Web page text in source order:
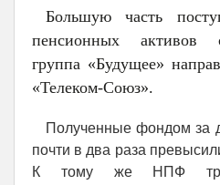
Большую часть
пенсионных активов
группа «Будущее»
«Телеком-Союз».
Полученные фондом за
почти в два раза
К тому же НПФ